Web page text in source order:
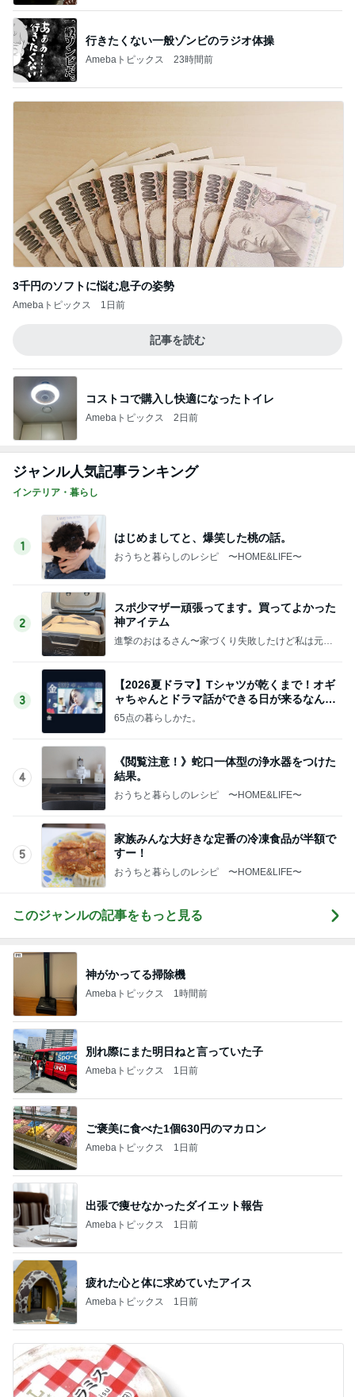
行きたくない一般ゾンビのラジオ体操
Amebaトピックス 23時間前
3千円のソフトに悩む息子の姿勢
Amebaトピックス 1日前
記事を読む
コストコで購入し快適になったトイレ
Amebaトピックス 2日前
ジャンル人気記事ランキング
インテリア・暮らし
1
はじめましてと、爆笑した桃の話。
おうちと暮らしのレシピ 〜HOME&LIFE〜
2
スポ少マザー頑張ってます。買ってよかった
神アイテム
進撃のおはるさん〜家づくり失敗したけど私は元気
3
【2026夏ドラマ】Tシャツが乾くまで！オギ
ャちゃんとドラマ話ができる日が来るなん
て！
65点の暮らしかた。
4
《閲覧注意！》蛇口一体型の浄水器をつけた
結果。
おうちと暮らしのレシピ 〜HOME&LIFE〜
5
家族みんな大好きな定番の冷凍食品が半額で
すー！
おうちと暮らしのレシピ 〜HOME&LIFE〜
このジャンルの記事をもっと見る
神がかってる掃除機
Amebaトピックス 1時間前
別れ際にまた明日ねと言っていた子
Amebaトピックス 1日前
ご褒美に食べた1個630円のマカロン
Amebaトピックス 1日前
出張で痩せなかったダイエット報告
Amebaトピックス 1日前
疲れた心と体に求めていたアイス
Amebaトピックス 1日前